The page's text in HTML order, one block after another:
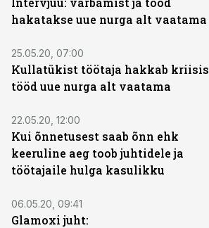
hakatakse uue nurga alt vaatama
25.05.20, 07:00
Kullatükist töötaja hakkab kriisis
tööd uue nurga alt vaatama
22.05.20, 12:00
Kui õnnetusest saab õnn ehk
keeruline aeg toob juhtidele ja
töötajaile hulga kasulikku
06.05.20, 09:41
Glamoxi juht: